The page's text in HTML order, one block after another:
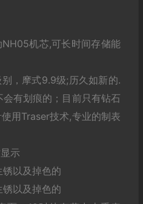
NH05机芯,可长时间存储能
别，摩式9.9级;历久如新的.
有划痕的；目前只有钻石
用Traser技术,专业的制表
示
锈以及掉色的
锈以及掉色的